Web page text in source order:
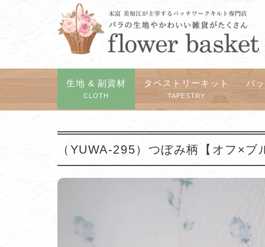
生地 & 副資材
CLOTH
タペストリーキット
TAPESTRY
バ
（YUWA-295）つぼみ柄【オフ×ブ